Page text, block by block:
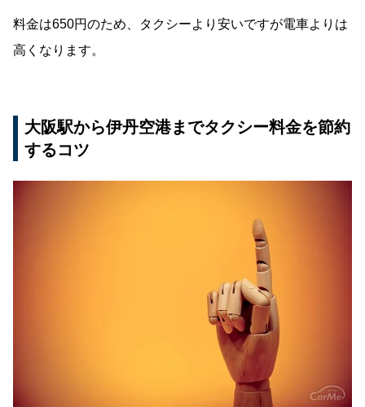
料金は650円のため、タクシーより安いですが電車よりは
高くなります。
大阪駅から伊丹空港までタクシー料金を節約
するコツ